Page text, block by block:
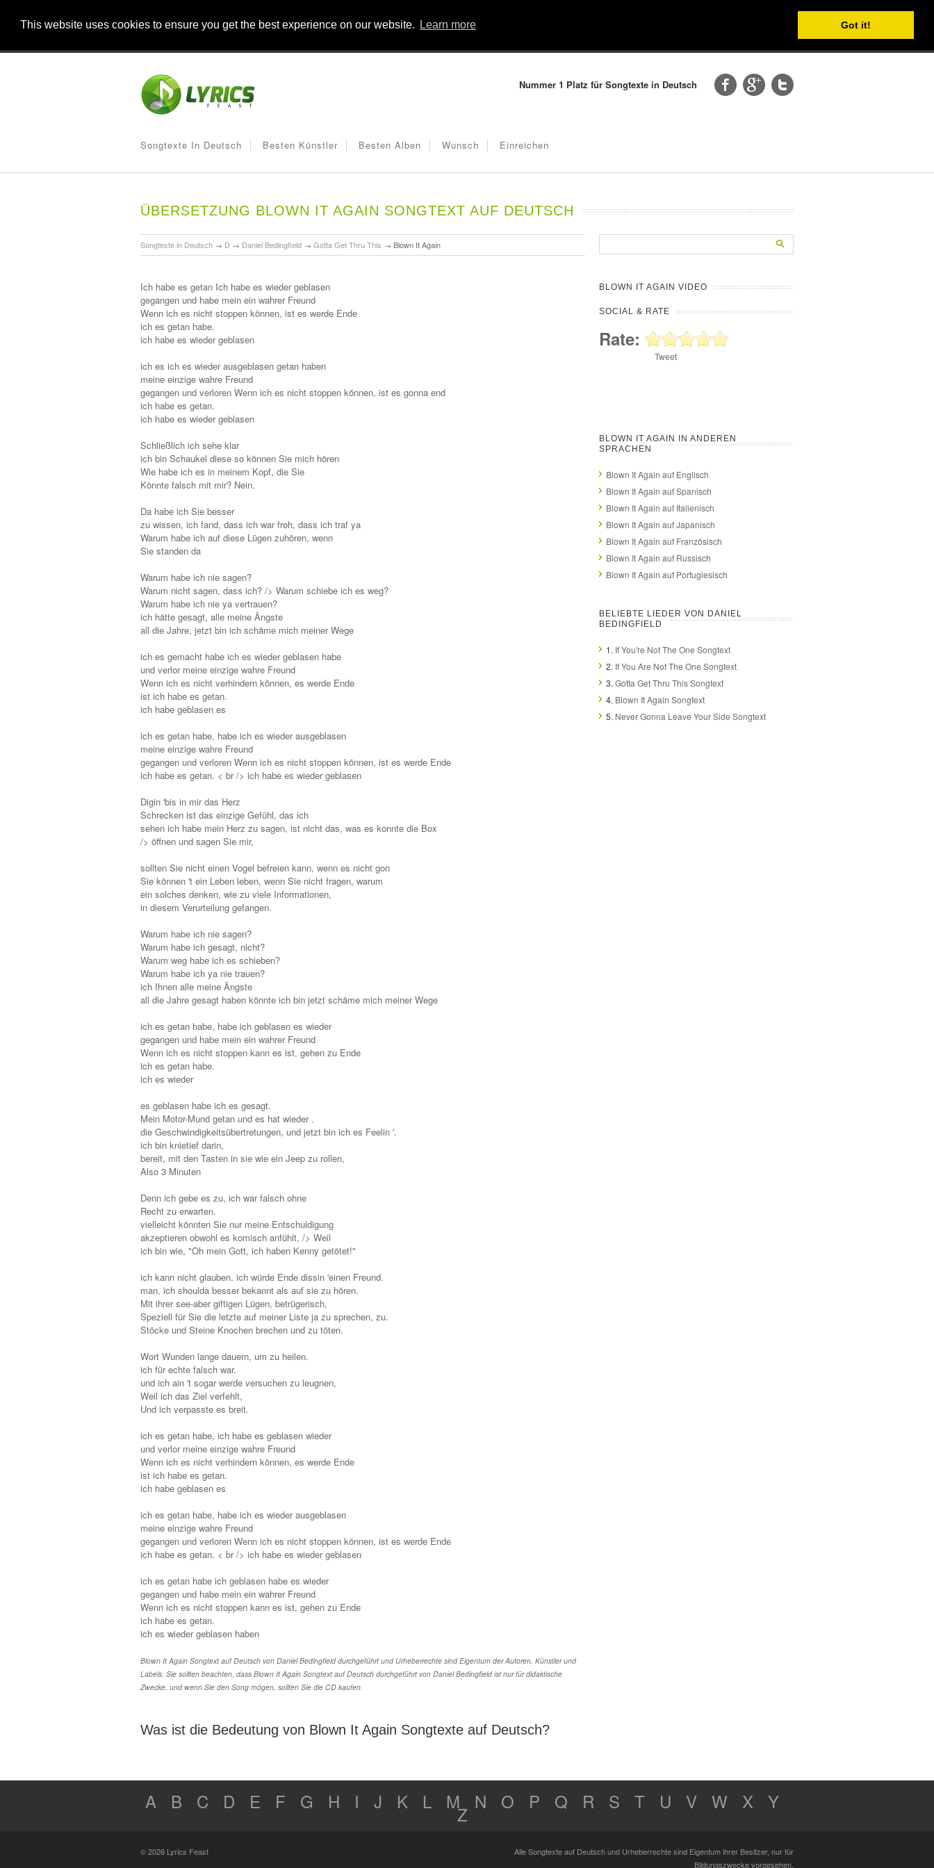
This website uses cookies to ensure you get the best experience on our website. Learn more Got it!
Nummer 1 Platz für Songtexte in Deutsch
Songtexte In Deutsch Besten Künstler Besten Alben Wunsch Einreichen
ÜBERSETZUNG BLOWN IT AGAIN SONGTEXT AUF DEUTSCH
Songtexte in Deutsch → D → Daniel Bedingfield → Gotta Get Thru This → Blown It Again
Ich habe es getan Ich habe es wieder geblasen
gegangen und habe mein ein wahrer Freund
Wenn ich es nicht stoppen können, ist es werde Ende
ich es getan habe.
ich habe es wieder geblasen
ich es ich es wieder ausgeblasen getan haben
meine einzige wahre Freund
gegangen und verloren Wenn ich es nicht stoppen können, ist es gonna end
ich habe es getan.
ich habe es wieder geblasen
Schließlich ich sehe klar
ich bin Schaukel diese so können Sie mich hören
Wie habe ich es in meinem Kopf, die Sie
Könnte falsch mit mir? Nein.
Da habe ich Sie besser
zu wissen, ich fand, dass ich war froh, dass ich traf ya
Warum habe ich auf diese Lügen zuhören, wenn
Sie standen da
Warum habe ich nie sagen?
Warum nicht sagen, dass ich? /> Warum schiebe ich es weg?
Warum habe ich nie ya vertrauen?
ich hätte gesagt, alle meine Ängste
all die Jahre, jetzt bin ich schäme mich meiner Wege
ich es gemacht habe ich es wieder geblasen habe
und verlor meine einzige wahre Freund
Wenn ich es nicht verhindern können, es werde Ende
ist ich habe es getan.
ich habe geblasen es
ich es getan habe, habe ich es wieder ausgeblasen
meine einzige wahre Freund
gegangen und verloren Wenn ich es nicht stoppen können, ist es werde Ende
ich habe es getan. < br /> ich habe es wieder geblasen
Digin 'bis in mir das Herz
Schrecken ist das einzige Gefühl, das ich
sehen ich habe mein Herz zu sagen, ist nicht das, was es konnte die Box
/> öffnen und sagen Sie mir,
sollten Sie nicht einen Vogel befreien kann, wenn es nicht gon
Sie können 't ein Leben leben, wenn Sie nicht fragen, warum
ein solches denken, wie zu viele Informationen,
in diesem Verurteilung gefangen.
Warum habe ich nie sagen?
Warum habe ich gesagt, nicht?
Warum weg habe ich es schieben?
Warum habe ich ya nie trauen?
ich Ihnen alle meine Ängste
all die Jahre gesagt haben könnte ich bin jetzt schäme mich meiner Wege
ich es getan habe, habe ich geblasen es wieder
gegangen und habe mein ein wahrer Freund
Wenn ich es nicht stoppen kann es ist, gehen zu Ende
ich es getan habe.
ich es wieder
es geblasen habe ich es gesagt.
Mein Motor-Mund getan und es hat wieder .
die Geschwindigkeitsübertretungen, und jetzt bin ich es Feelin '.
ich bin knietief darin,
bereit, mit den Tasten in sie wie ein Jeep zu rollen,
Also 3 Minuten
Denn ich gebe es zu, ich war falsch ohne
Recht zu erwarten.
vielleicht könnten Sie nur meine Entschuldigung
akzeptieren obwohl es komisch anfühlt, /> Weil
ich bin wie, "Oh mein Gott, ich haben Kenny getötet!"
ich kann nicht glauben, ich würde Ende dissin 'einen Freund.
man, ich shoulda besser bekannt als auf sie zu hören.
Mit ihrer see-aber giftigen Lügen, betrügerisch,
Speziell für Sie die letzte auf meiner Liste ja zu sprechen, zu.
Stöcke und Steine ​​Knochen brechen und zu töten.
Wort Wunden lange dauern, um zu heilen.
ich für echte falsch war.
und ich ain 't sogar werde versuchen zu leugnen,
Weil ich das Ziel verfehlt,
Und ich verpasste es breit.
ich es getan habe, ich habe es geblasen wieder
und verlor meine einzige wahre Freund
Wenn ich es nicht verhindern können, es werde Ende
ist ich habe es getan.
ich habe geblasen es
ich es getan habe, habe ich es wieder ausgeblasen
meine einzige wahre Freund
gegangen und verloren Wenn ich es nicht stoppen können, ist es werde Ende
ich habe es getan. < br /> ich habe es wieder geblasen
ich es getan habe ich geblasen habe es wieder
gegangen und habe mein ein wahrer Freund
Wenn ich es nicht stoppen kann es ist, gehen zu Ende
ich habe es getan.
ich es wieder geblasen haben
Blown It Again Songtext auf Deutsch von Daniel Bedingfield durchgeführt und Urheberrechte sind Eigentum der Autoren, Künstler und
Labels. Sie sollten beachten, dass Blown It Again Songtext auf Deutsch durchgeführt von Daniel Bedingfield ist nur für didaktische
Zwecke, und wenn Sie den Song mögen, sollten Sie die CD kaufen.
Was ist die Bedeutung von Blown It Again Songtexte auf Deutsch?
BLOWN IT AGAIN VIDEO
SOCIAL & RATE
Rate:
Tweet
BLOWN IT AGAIN IN ANDEREN
SPRACHEN
Blown It Again auf Englisch
Blown It Again auf Spanisch
Blown It Again auf Italienisch
Blown It Again auf Japanisch
Blown It Again auf Französisch
Blown It Again auf Russisch
Blown It Again auf Portugiesisch
BELIEBTE LIEDER VON DANIEL
BEDINGFIELD
1. If You're Not The One Songtext
2. If You Are Not The One Songtext
3. Gotta Get Thru This Songtext
4. Blown It Again Songtext
5. Never Gonna Leave Your Side Songtext
A B C D E F G H I J K L M N O P Q R S T U V W X Y
Z
© 2026 Lyrics Feast
Alle Songtexte auf Deutsch und Urheberrechte sind Eigentum ihrer Besitzer, nur für
Bildungszwecke vorgesehen.